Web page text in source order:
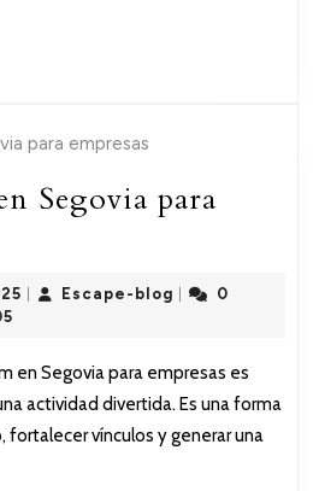
Segovia para
13
2025
Escape-blogEscape-
0
en Segovia para empresas es
actividad divertida. Es una forma
vínculos y generar una